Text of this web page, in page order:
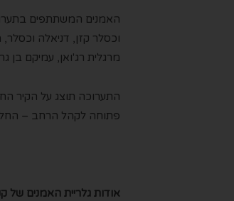
האמנים המשתתפים
וכסלר קזן, דניאלה
מרגלית רג'ואן, עמיקם בן
התערוכה תוצג על הקיר
פתוחה לקהל הרחב – החל מה 30 ליוני עד ה 28 ליולי, בכל
אודות גלריית האמנים של